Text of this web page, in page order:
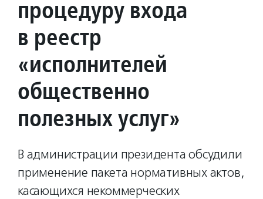
процедуру входа
в реестр
«исполнителей
общественно
полезных услуг»
В администрации президента обсудили
применение пакета нормативных актов,
касающихся некоммерческих